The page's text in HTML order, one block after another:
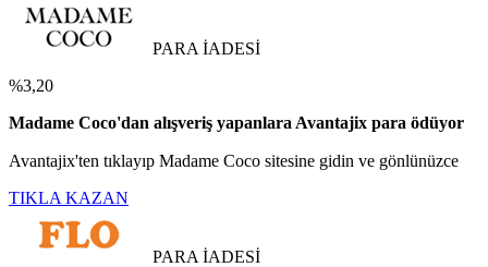
PARA İADESİ
%3,20
Madame Coco'dan alışveriş yapanlara Avantajix para ödüyor
Avantajix'ten tıklayıp Madame Coco sitesine gidin ve gönlünüzce
TIKLA KAZAN
PARA İADESİ